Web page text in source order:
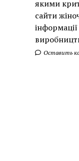
якими
сайти
Оставить